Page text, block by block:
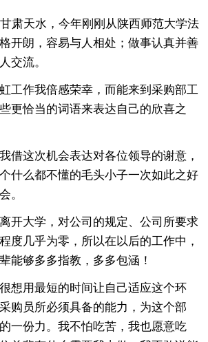
肃天水，今年刚刚从陕西师范大学法
开朗，容易与人相处；做事认真并善
交流。
工作我倍感荣幸，而能来到采购部工
更恰当的词语来表达自己的欣喜之
借这次机会表达对各位领导的谢意，
什么都不懂的毛头小子一次如此之好
。
开大学，对公司的规定、公司所要求
度几乎为零，所以在以后的工作中，
能够多多指教，多多包涵！
想用最短的时间让自己适应这个环
购员所必须具备的能力，为这个部
一份力。我不怕吃苦，我也愿意吃